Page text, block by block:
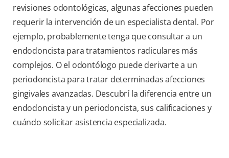
revisiones odontológicas, algunas afecciones pueden
requerir la intervención de un especialista dental. Por
ejemplo, probablemente tenga que consultar a un
endodoncista para tratamientos radiculares más
complejos. O el odontólogo puede derivarte a un
periodoncista para tratar determinadas afecciones
gingivales avanzadas. Descubrí la diferencia entre un
endodoncista y un periodoncista, sus calificaciones y
cuándo solicitar asistencia especializada.